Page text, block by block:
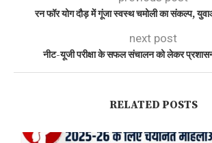
रन फॉर योग दौड़ में गूंजा स्वस्थ चमोली का संकल्प,
next post
नीट-यूजी परीक्षा के सफल संचालन को लेकर
RELATED POSTS